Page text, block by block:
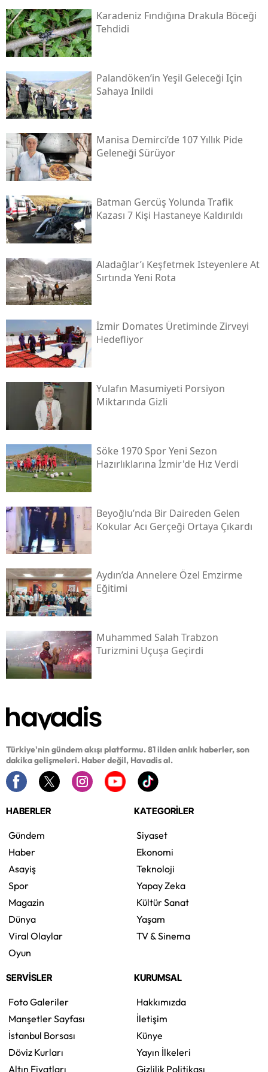
Karadeniz Fındığına Drakula Böceği
Tehdidi
Palandöken’in Yeşil Geleceği Için
Sahaya Inildi
Manisa Demirci’de 107 Yıllık Pide
Geleneği Sürüyor
Batman Gercüş Yolunda Trafik
Kazası 7 Kişi Hastaneye Kaldırıldı
Aladağlar’ı Keşfetmek Isteyenlere At
Sırtında Yeni Rota
İzmir Domates Üretiminde Zirveyi
Hedefliyor
Yulafın Masumiyeti Porsiyon
Miktarında Gizli
Söke 1970 Spor Yeni Sezon
Hazırlıklarına İzmir'de Hız Verdi
Beyoğlu’nda Bir Daireden Gelen
Kokular Acı Gerçeği Ortaya Çıkardı
Aydın’da Annelere Özel Emzirme
Eğitimi
Muhammed Salah Trabzon
Turizmini Uçuşa Geçirdi
Türkiye'nin gündem akışı platformu. 81 ilden anlık haberler, son
dakika gelişmeleri. Haber değil, Havadis al.
HABERLER
Gündem
Haber
Asayiş
Spor
Magazin
Dünya
Viral Olaylar
Oyun
KATEGORİLER
Siyaset
Ekonomi
Teknoloji
Yapay Zeka
Kültür Sanat
Yaşam
TV & Sinema
SERVİSLER
Foto Galeriler
Manşetler Sayfası
İstanbul Borsası
Döviz Kurları
Altın Fiyatları
KURUMSAL
Hakkımızda
İletişim
Künye
Yayın İlkeleri
Gizlilik Politikası